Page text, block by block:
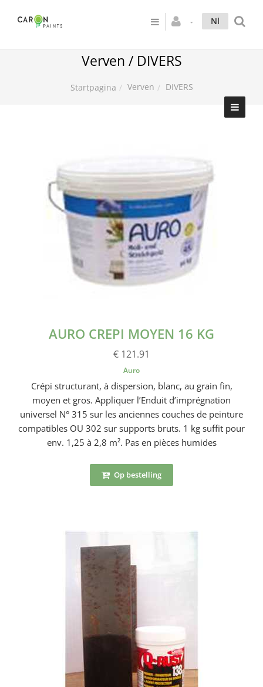
Nl
Verven / DIVERS
Startpagina Verven DIVERS
AURO CREPI MOYEN 16 KG
€ 121.91
Auro
Crépi structurant, à dispersion, blanc, au grain fin,
moyen et gros. Appliquer l’Enduit d’imprégnation
universel N° 315 sur les anciennes couches de peinture
compatibles OU 302 sur supports bruts. 1 kg suffit pour
env. 1,25 à 2,8 m². Pas en pièces humides
Op bestelling